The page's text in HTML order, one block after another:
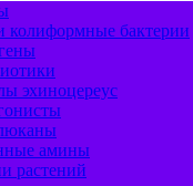
колиформные бактерии
эхиноцереус
амины
растений